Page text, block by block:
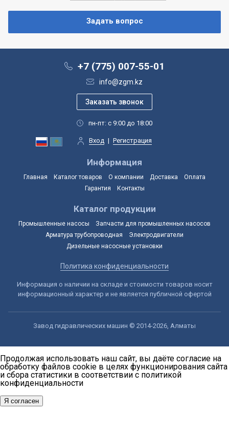
+7 (775) 007-55-01
info@zgm.kz
пн-пт: с 9:00 до 18:00
Вход | Регистрация
Информация
Главная Каталог товаров О компании Доставка
Оплата
Гарантия
Контакты
Каталог продукции
Промышленные насосы
Запчасти для промышленных насосов
Арматура трубопроводная
Электродвигатели
Дизельные насосные установки
Политика конфиденциальности
Информация о наличии на складе и стоимости товаров носит
информационный характер и не является публичной офертой
Завод гидравлических машин © 2014-2026, Алматы
Продолжая использовать наш сайт, вы даёте согласие на
обработку файлов cookie в целях функционирования сайта
и сбора статистики в соответствии с политикой
конфиденциальности
Я согласен